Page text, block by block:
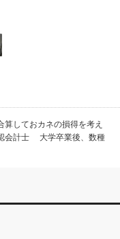
しておカネの損得を考え
会計士 大学卒業後、数種